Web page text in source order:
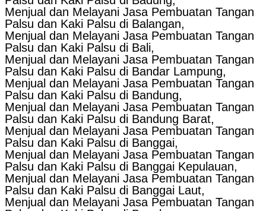
Menjual dan Melayani Jasa Pembuatan Tangan
Palsu dan Kaki Palsu di Balangan,
Menjual dan Melayani Jasa Pembuatan Tangan
Palsu dan Kaki Palsu di Bali,
Menjual dan Melayani Jasa Pembuatan Tangan
Palsu dan Kaki Palsu di Bandar Lampung,
Menjual dan Melayani Jasa Pembuatan Tangan
Palsu dan Kaki Palsu di Bandung,
Menjual dan Melayani Jasa Pembuatan Tangan
Palsu dan Kaki Palsu di Bandung Barat,
Menjual dan Melayani Jasa Pembuatan Tangan
Palsu dan Kaki Palsu di Banggai,
Menjual dan Melayani Jasa Pembuatan Tangan
Palsu dan Kaki Palsu di Banggai Kepulauan,
Menjual dan Melayani Jasa Pembuatan Tangan
Palsu dan Kaki Palsu di Banggai Laut,
Menjual dan Melayani Jasa Pembuatan Tangan